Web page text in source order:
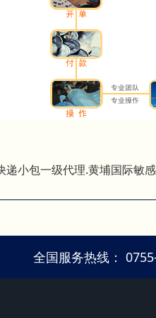
递小包一级代理.黄埔国际敏
全国服务热线：